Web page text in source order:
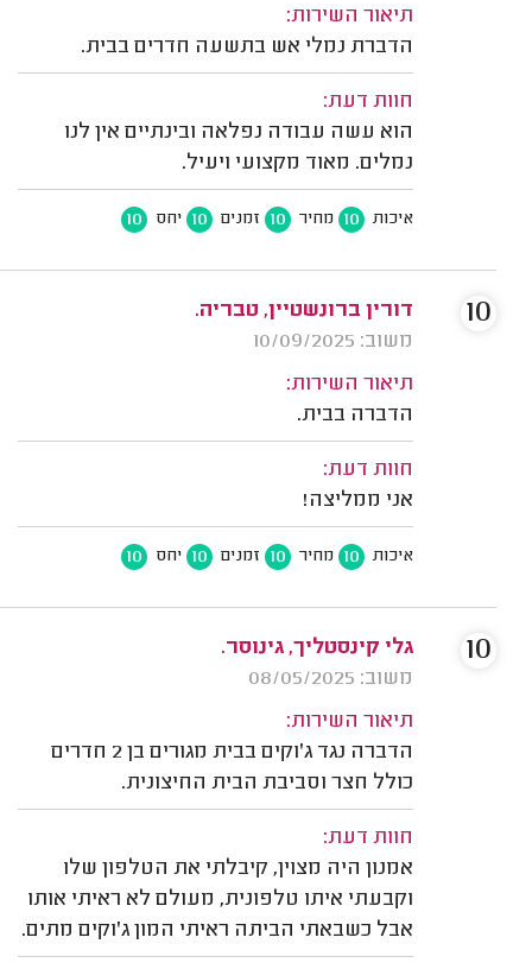
תיאור השירות:
הדברת נמלי אש בתשעה חדרים בבית.
חוות דעת:
הוא עשה עבודה נפלאה ובינתיים אין לנו
נמלים. מאוד מקצועי ויעיל.
איכות 10 מחיר 10 זמנים 10 יחס 10
דורין ברונשטיין, טבריה.
משוב: 10/09/2025
תיאור השירות:
הדברה בבית.
חוות דעת:
אני ממליצה!
איכות 10 מחיר 10 זמנים 10 יחס 10
10
גלי קינסטליך, גינוסר.
משוב: 08/05/2025
תיאור השירות:
הדברה נגד ג'וקים בבית מגורים בן 2 חדרים
כולל חצר וסביבת הבית החיצונית.
חוות דעת:
אמנון היה מצוין, קיבלתי את הטלפון שלו
וקבעתי איתו טלפונית, מעולם לא ראיתי אותו
אבל כשבאתי הביתה ראיתי המון ג'וקים מתים.
10